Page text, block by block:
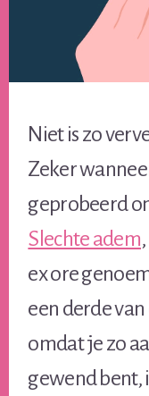
Niet is zo
Zeker
geprobeerd
Slechte adem
ex ore
een derde
omdat je zo
gewend bent,